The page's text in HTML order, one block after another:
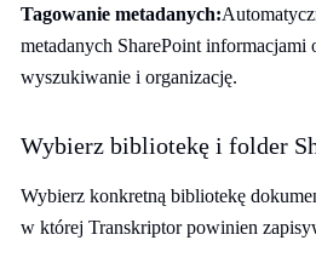
Tagowanie metadanych:
metadanych SharePoint informacjami
wyszukiwanie i organizację.
Wybierz bibliotekę i folder
Wybierz konkretną bibliotekę
w której Transkriptor powinien